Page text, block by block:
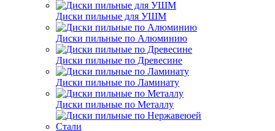
Диски пильные для УШМ
Диски пильные по Алюминию
Диски пильные по Древесине
Диски пильные по Ламинату
Диски пильные по Металлу